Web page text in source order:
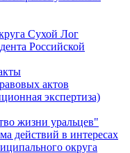
Сухой Лог
Российской
актов
экспертиза)
жизни уральцев"
действий в интересах
округа